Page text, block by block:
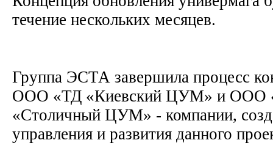
течение нескольких месяцев.
Группа ЭСТА завершила процесс
ООО «ТД «Киевский ЦУМ» и ООО
«Столичный ЦУМ» - компании,
управления и развития данного